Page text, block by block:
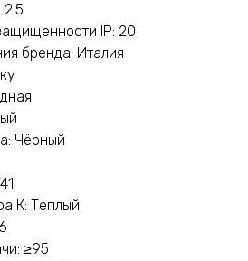
IP: 20
бренда: Италия
Чёрный
К: Теплый
≥95